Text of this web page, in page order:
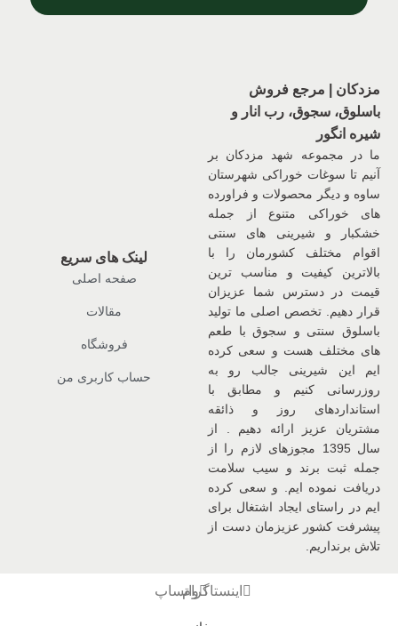
مزدکان | مرجع فروش
باسلوق، سجوق، رب انار و
شیره انگور
ما در مجموعه شهد مزدکان بر
آنیم تا سوغات خوراکی شهرستان
ساوه و دیگر محصولات و فراورده
های خوراکی متنوع از جمله
خشکبار و شیرینی های سنتی
اقوام مختلف کشورمان را با
بالاترین کیفیت و مناسب ترین
قیمت در دسترس شما عزیزان
قرار دهیم. تخصص اصلی ما تولید
باسلوق سنتی و سجوق با طعم
های مختلف هست و سعی کرده
ایم این شیرینی جالب رو به
روزرسانی کنیم و مطابق با
استانداردهای روز و ذائقه
مشتریان عزیز ارائه دهیم . از
سال 1395 مجوزهای لازم را از
جمله ثبت برند و سیب سلامت
دریافت نموده ایم. و سعی کرده
ایم در راستای ایجاد اشتغال برای
پیشرفت کشور عزیزمان دست از
تلاش برنداریم.
لینک های سریع
صفحه اصلی
مقالات
فروشگاه
حساب کاربری من
اینستاگرامواتساپ